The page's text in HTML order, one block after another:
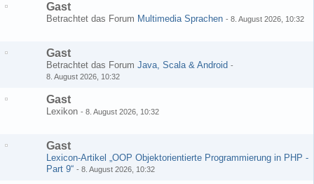
Gast
Betrachtet das Forum Multimedia Sprachen - 8. August 2026, 10:32
Gast
Betrachtet das Forum Java, Scala & Android -
8. August 2026, 10:32
Gast
Lexikon - 8. August 2026, 10:32
Gast
Lexicon-Artikel „OOP Objektorientierte Programmierung in PHP -
Part 9“ - 8. August 2026, 10:32